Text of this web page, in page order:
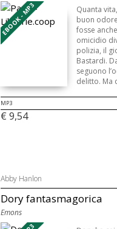
EBOOK - MP3
Quanta
buon
fosse
omicidio
polizia, il
Bastardi.
seguono
delitto. Ma
MP3
€ 9,54
Abby Hanlon
Dory fantasmagorica
Emons